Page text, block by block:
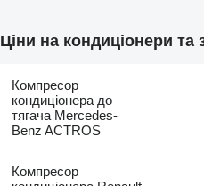
Ціни на кондиціонери та
Компресор
кондиціонера до
тягача Mercedes-
Benz ACTROS
Компресор